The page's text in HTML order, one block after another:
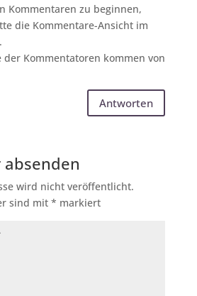
Kommentaren zu beginnen,
die Kommentare-Ansicht im
der Kommentatoren kommen von
Antworten
wird nicht veröffentlicht.
sind mit * markiert